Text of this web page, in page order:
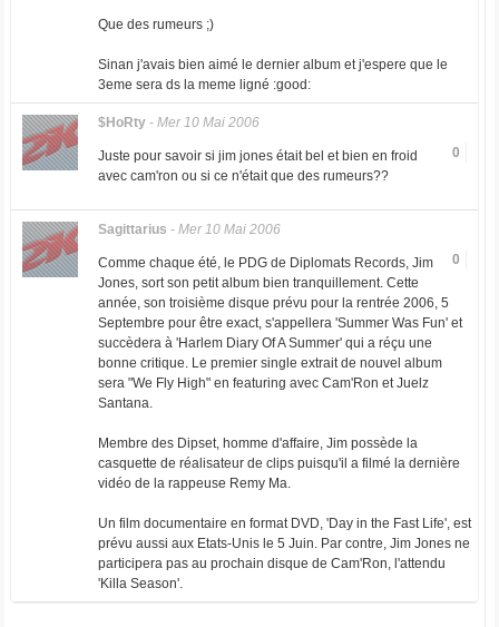
Que des rumeurs ;)
Sinan j'avais bien aimé le dernier album et j'espere que le
3eme sera ds la meme ligné :good:
$HoRty- Mer 10 Mai 2006
0
Juste pour savoir si jim jones était bel et bien en froid
avec cam'ron ou si ce n'était que des rumeurs??
Sagittarius - Mer 10 Mai 2006
0
Comme chaque été, le PDG de Diplomats Records, Jim
Jones, sort son petit album bien tranquillement. Cette
année, son troisième disque prévu pour la rentrée 2006, 5
Septembre pour être exact, s'appellera 'Summer Was Fun' et
succèdera à 'Harlem Diary Of A Summer' qui a réçu une
bonne critique. Le premier single extrait de nouvel album
sera "We Fly High" en featuring avec Cam'Ron et Juelz
Santana.
Membre des Dipset, homme d'affaire, Jim possède la
casquette de réalisateur de clips puisqu'il a filmé la dernière
vidéo de la rappeuse Remy Ma.
Un film documentaire en format DVD, 'Day in the Fast Life', est
prévu aussi aux Etats-Unis le 5 Juin. Par contre, Jim Jones ne
participera pas au prochain disque de Cam'Ron, l'attendu
'Killa Season'.